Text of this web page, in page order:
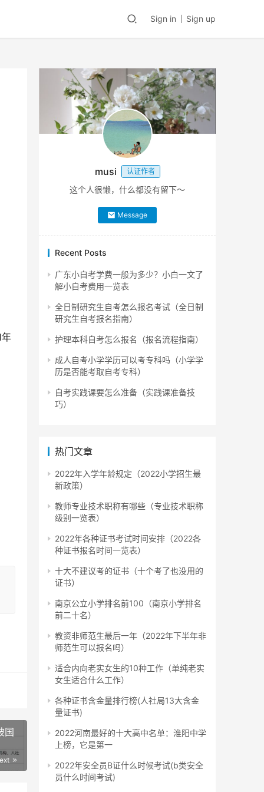
Sign in Sign up
国
musi 认证作者
这个人很懒，什么都没有留下～
Message
Recent Posts
广东小自考学费一般为多少？小白一文了
解小自考费用一览表
全日制研究生自考怎么报名考试（全日制
研究生自考报名指南）
护理本科自考怎么报名（报名流程指南）
成人自考小学学历可以考专科吗（小学学
历是否能考取自考专科）
自考实践课要怎么准备（实践课准备技
巧）
热门文章
2022年入学年龄规定（2022小学招生最
新政策）
教师专业技术职称有哪些（专业技术职称
级别一览表）
2022年各种证书考试时间安排（2022各
种证书报名时间一览表）
十大不建议考的证书（十个考了也没用的
证书）
南京公立小学排名前100（南京小学排名
前二十名）
教资非师范生最后一年（2022年下半年非
师范生可以报名吗）
适合内向老实女生的10种工作（单纯老实
女生适合什么工作）
各种证书含金量排行榜(人社局13大含金
量证书)
2022河南最好的十大高中名单：淮阳中学
上榜，它是第一
2022年安全员B证什么时候考试(b类安全
员什么时间考试)